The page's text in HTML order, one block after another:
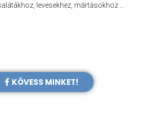
levesekhez, mártásokhoz …
KÖVESS MINKET!